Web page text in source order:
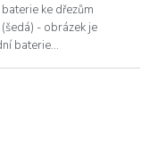
ke dřezům
- obrázek je
baterie...